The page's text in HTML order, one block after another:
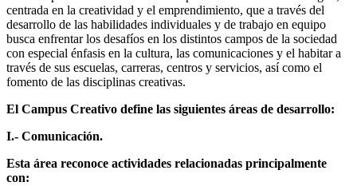
centrada en la creatividad y el emprendimiento, que a través del
desarrollo de las habilidades individuales y de trabajo en equipo
busca enfrentar los desafíos en los distintos campos de la sociedad
con especial énfasis en la cultura, las comunicaciones y el habitar a
través de sus escuelas, carreras, centros y servicios, así como el
fomento de las disciplinas creativas.
El Campus Creativo define las siguientes áreas de desarrollo:
I.- Comunicación.
Esta área reconoce actividades relacionadas principalmente
con: